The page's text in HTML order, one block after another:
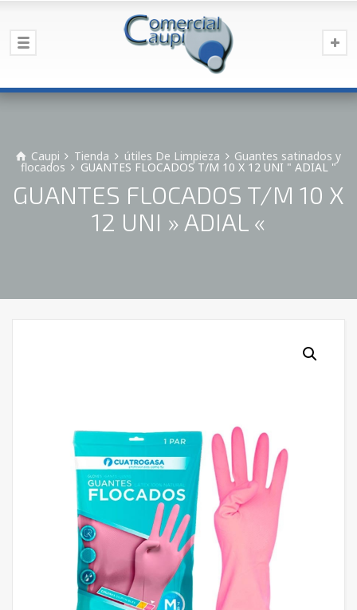
Caupi Tienda útiles De Limpieza Guantes satinados y
flocados GUANTES FLOCADOS T/M 10 X 12 UNI " ADIAL "
GUANTES FLOCADOS T/M 10 X
12 UNI » ADIAL «